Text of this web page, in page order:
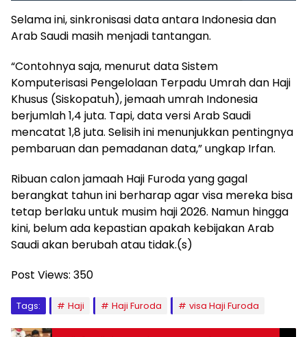
Selama ini, sinkronisasi data antara Indonesia dan
Arab Saudi masih menjadi tantangan.
“Contohnya saja, menurut data Sistem
Komputerisasi Pengelolaan Terpadu Umrah dan Haji
Khusus (Siskopatuh), jemaah umrah Indonesia
berjumlah 1,4 juta. Tapi, data versi Arab Saudi
mencatat 1,8 juta. Selisih ini menunjukkan pentingnya
pembaruan dan pemadanan data,” ungkap Irfan.
Ribuan calon jamaah Haji Furoda yang gagal
berangkat tahun ini berharap agar visa mereka bisa
tetap berlaku untuk musim haji 2026. Namun hingga
kini, belum ada kepastian apakah kebijakan Arab
Saudi akan berubah atau tidak.(s)
Post Views: 350
Tags: Haji Haji Furoda visa Haji Furoda